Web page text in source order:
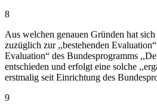
8
Aus welchen genauen Gründen hat
zuzüglich zur ,,bestehenden
Evaluation“ des Bundesprogramms
entschieden und erfolgt eine solche
erstmalig seit Einrichtung des
9